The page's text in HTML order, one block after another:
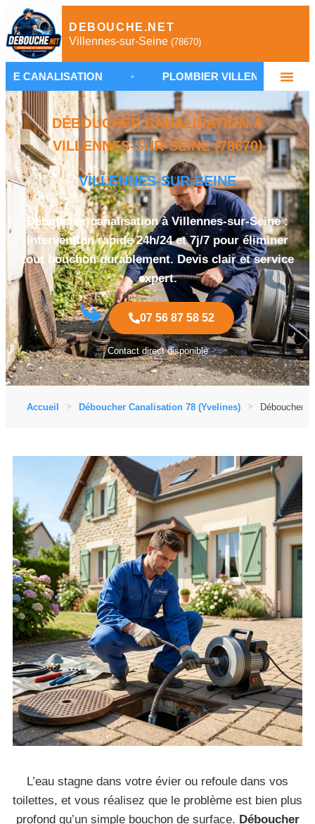
DEBOUCHE.NET
Villennes-sur-Seine (78670)
• PLOMBIER VILLENNES-SUR-SEINE
DÉBOUCHER CANALISATION À
VILLENNES-SUR-SEINE (78670)
VILLENNES-SUR-SEINE
Déboucher canalisation à Villennes-sur-Seine :
intervention rapide 24h/24 et 7j/7 pour éliminer
tout bouchon durablement. Devis clair et service
expert.
07 56 87 58 52
Contact direct disponible
Accueil Déboucher Canalisation 78 (Yvelines) Déboucher
L’eau stagne dans votre évier ou refoule dans vos
toilettes, et vous réalisez que le problème est bien plus
profond qu’un simple bouchon de surface. Déboucher